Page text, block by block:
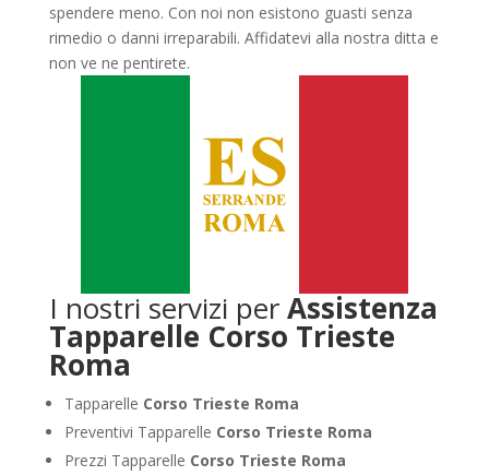
spendere meno. Con noi non esistono guasti senza
rimedio o danni irreparabili. Affidatevi alla nostra ditta e
non ve ne pentirete.
I nostri servizi perAssistenza
Tapparelle Corso Trieste
Roma
Tapparelle Corso Trieste Roma
Preventivi Tapparelle Corso Trieste Roma
Prezzi Tapparelle Corso Trieste Roma